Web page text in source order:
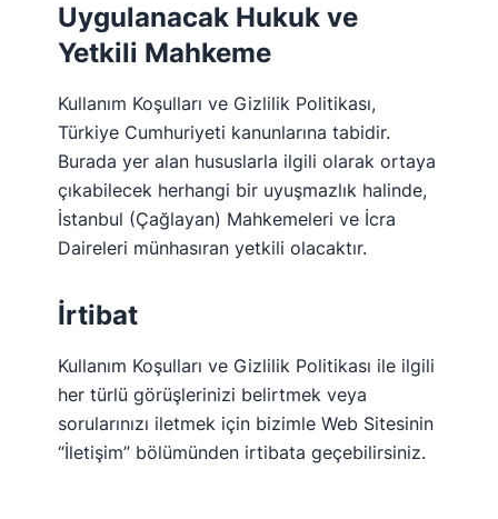
Uygulanacak Hukuk ve
Yetkili Mahkeme
Kullanım Koşulları ve Gizlilik Politikası,
Türkiye Cumhuriyeti kanunlarına tabidir.
Burada yer alan hususlarla ilgili olarak ortaya
çıkabilecek herhangi bir uyuşmazlık halinde,
İstanbul (Çağlayan) Mahkemeleri ve İcra
Daireleri münhasıran yetkili olacaktır.
İrtibat
Kullanım Koşulları ve Gizlilik Politikası ile ilgili
her türlü görüşlerinizi belirtmek veya
sorularınızı iletmek için bizimle Web Sitesinin
“İletişim” bölümünden irtibata geçebilirsiniz.